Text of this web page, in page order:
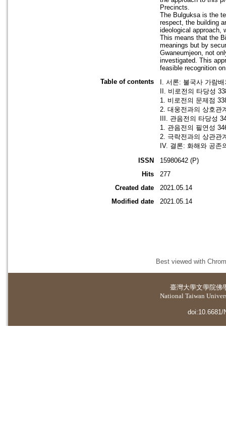
Precincts.
The Bulguksa is the
respect, the building
ideological approach,
This means that the
meanings but by
Gwaneumjeon, not
investigated. This
feasible recognition
Table of contents
I. 서론: 불국사 가람
II. 비로전의 타당성
1. 비로전의 문제점
2. 대웅전과의 상호관
III. 관음전의 타당성
1. 관음전의 필연성
2. 극락전과의 상관관
IV. 결론: 화해와 공존
ISSN
15980642 (P)
Hits
277
Created date
2021.05.14
Modified date
2021.05.14
Best viewed with
臺灣大學文學院佛
National Taiwan
doi:10.6681/